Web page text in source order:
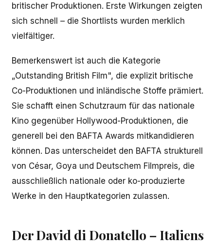
britischer Produktionen. Erste Wirkungen zeigten
sich schnell – die Shortlists wurden merklich
vielfältiger.
Bemerkenswert ist auch die Kategorie
„Outstanding British Film", die explizit britische
Co-Produktionen und inländische Stoffe prämiert.
Sie schafft einen Schutzraum für das nationale
Kino gegenüber Hollywood-Produktionen, die
generell bei den BAFTA Awards mitkandidieren
können. Das unterscheidet den BAFTA strukturell
von César, Goya und Deutschem Filmpreis, die
ausschließlich nationale oder ko-produzierte
Werke in den Hauptkategorien zulassen.
Der David di Donatello – Italiens